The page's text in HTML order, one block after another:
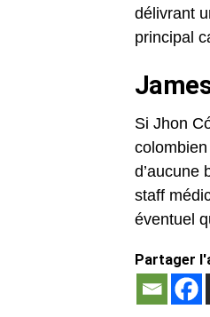
délivrant
principal
Si Jhon
d’aucune
staff
éventuel
Partager